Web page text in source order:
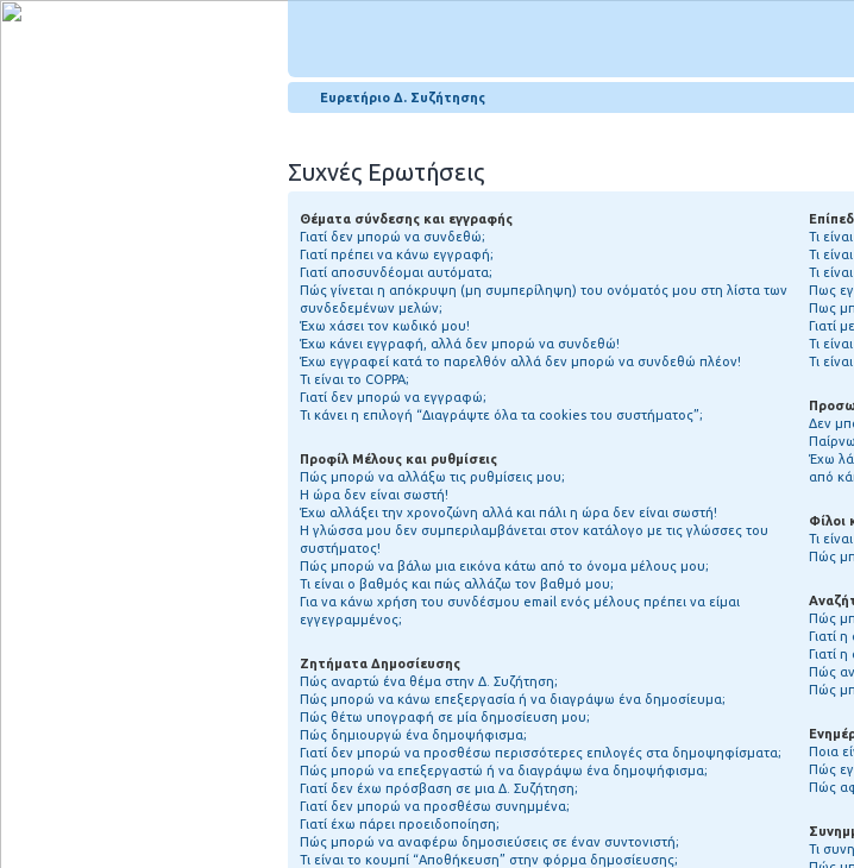
Ευρετήριο Δ. Συζήτησης
Συχνές Ερωτήσεις
Θέματα σύνδεσης και εγγραφής
Γιατί δεν μπορώ να συνδεθώ;
Γιατί πρέπει να κάνω εγγραφή;
Γιατί αποσυνδέομαι αυτόματα;
Πώς γίνεται η απόκρυψη (μη συμπερίληψη) του ονόματός μου στη λίστα των
συνδεδεμένων μελών;
Έχω χάσει τον κωδικό μου!
Έχω κάνει εγγραφή, αλλά δεν μπορώ να συνδεθώ!
Έχω εγγραφεί κατά το παρελθόν αλλά δεν μπορώ να συνδεθώ πλέον!
Τι είναι το COPPA;
Γιατί δεν μπορώ να εγγραφώ;
Τι κάνει η επιλογή “Διαγράψτε όλα τα cookies του συστήματος”;
Προφίλ Μέλους και ρυθμίσεις
Πώς μπορώ να αλλάξω τις ρυθμίσεις μου;
Η ώρα δεν είναι σωστή!
Έχω αλλάξει την χρονοζώνη αλλά και πάλι η ώρα δεν είναι σωστή!
Η γλώσσα μου δεν συμπεριλαμβάνεται στον κατάλογο με τις γλώσσες του
συστήματος!
Πώς μπορώ να βάλω μια εικόνα κάτω από το όνομα μέλους μου;
Τι είναι ο βαθμός και πώς αλλάζω τον βαθμό μου;
Για να κάνω χρήση του συνδέσμου email ενός μέλους πρέπει να είμαι
εγγεγραμμένος;
Ζητήματα Δημοσίευσης
Πώς αναρτώ ένα θέμα στην Δ. Συζήτηση;
Πώς μπορώ να κάνω επεξεργασία ή να διαγράψω ένα δημοσίευμα;
Πώς θέτω υπογραφή σε μία δημοσίευση μου;
Πώς δημιουργώ ένα δημοψήφισμα;
Γιατί δεν μπορώ να προσθέσω περισσότερες επιλογές στα δημοψηφίσματα;
Πώς μπορώ να επεξεργαστώ ή να διαγράψω ένα δημοψήφισμα;
Γιατί δεν έχω πρόσβαση σε μια Δ. Συζήτηση;
Γιατί δεν μπορώ να προσθέσω συνημμένα;
Γιατί έχω πάρει προειδοποίηση;
Πώς μπορώ να αναφέρω δημοσιεύσεις σε έναν συντονιστή;
Τι είναι το κουμπί “Αποθήκευση” στην φόρμα δημοσίευσης;
Τι
Τι
Τι
Πως
Πως
Γιατί
Τι
Τι
Δεν
Έχω
από
Φίλοι
Τι
Πώς
Πώς
Γιατί
Γιατί
Πώς
Πώς
Ποια
Πώς
Πώς
Τι